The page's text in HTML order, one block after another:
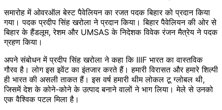
समारोह में ओवरऑल बेस्ट पैवेलियन का रजत पदक बिहार को प्रदान किया
गया। पदक प्रदीप सिंह खरोला ने प्रदान किया। बिहार पैवेलियन की ओर से
बिहार के हैंडलूम, रेशम और UMSAS के निदेशक विवेक रंजन मैत्रेय ने पदक
ग्रहण किया।
अपने संबोधन में प्रदीप सिंह खरोला ने कहा कि IIIF भारत का वास्तविक
गौरव है। लोग इस इवेंट का इंतजार करते हैं। हमारी विरासत और हमारे शिल्पी
ही भारत की असली ताकत हैं। इस वर्ष हमारी थीम लोकल टू ग्लोबल थी,
जिसमें देश के कोने-कोने के उत्पाद बनाने वालों ने भाग लिया। मेले से उनको
एक वैश्विक पटल मिला है।